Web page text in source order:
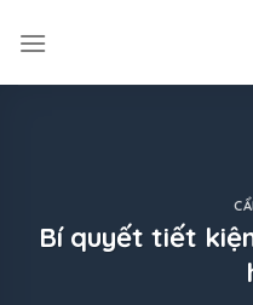
Bí quyết tiết